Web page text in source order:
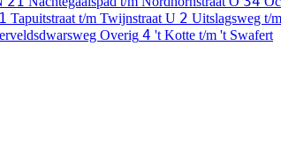
Tapuitstraat t/m Twijnstraat U 2 Uitslagsweg t/
Overig 4 't Kotte t/m 't Swafert